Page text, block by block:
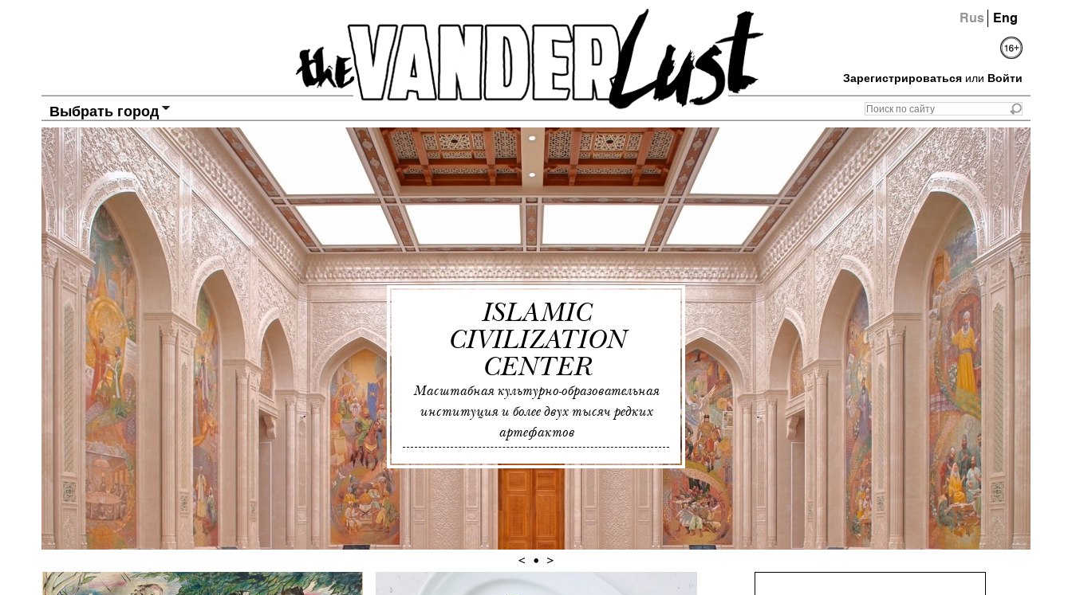
Rus Eng
Зарегистрироваться или Войти
Выбрать город
ISLAMIC
CIVILIZATION
CENTER
Масштабная культурно-образовательная
институция и более двух тысяч редких
артефактов